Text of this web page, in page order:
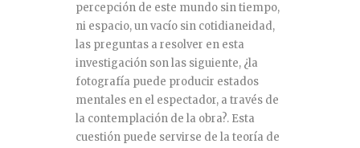
percepción de este mundo sin tiempo,
ni espacio, un vacío sin cotidianeidad,
las preguntas a resolver en esta
investigación son las siguiente, ¿la
fotografía puede producir estados
mentales en el espectador, a través de
la contemplación de la obra?. Esta
cuestión puede servirse de la teoría de